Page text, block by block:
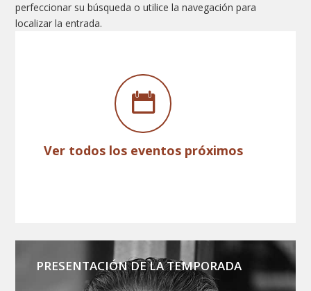
perfeccionar su búsqueda o utilice la navegación para
localizar la entrada.
Ver todos los eventos próximos
PRESENTACIÓN DE LA TEMPORADA